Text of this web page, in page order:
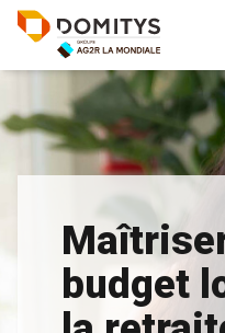
budget